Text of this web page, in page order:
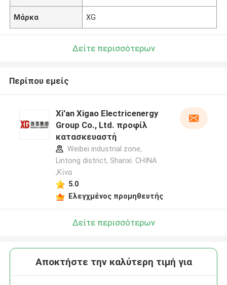
Μάρκα XG
Δείτε περισσότερων
Περίπου εμείς
Xi'an Xigao Electricenergy
Group Co., Ltd. προφίλ
κατασκευαστή
Weibei industrial zone,
Lintong district, Shanxi. CHINA
,Κίνα
5.0
Ελεγχμένος προμηθευτής
Δείτε περισσότερων
Αποκτήστε την καλύτερη τιμή για